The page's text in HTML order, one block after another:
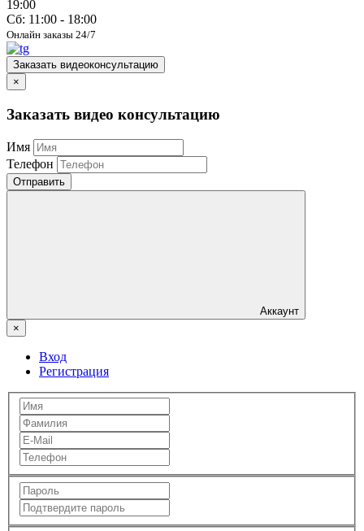
19:00
Сб: 11:00 - 18:00
Онлайн заказы 24/7
Заказать видеоконсультацию
×
Заказать видео консультацию
Имя
Телефон
Отправить
Аккаунт
×
Вход
Регистрация